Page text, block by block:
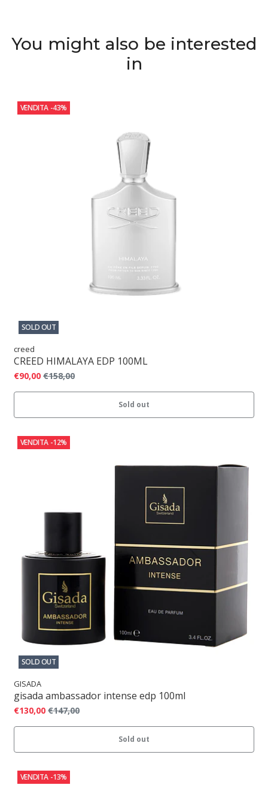
You might also be interested
in
VENDITA -43%
SOLD OUT
creed
CREED HIMALAYA EDP 100ML
€90,00 €158,00
Sold out
VENDITA -12%
SOLD OUT
GISADA
gisada ambassador intense edp 100ml
€130,00 €147,00
Sold out
VENDITA -13%